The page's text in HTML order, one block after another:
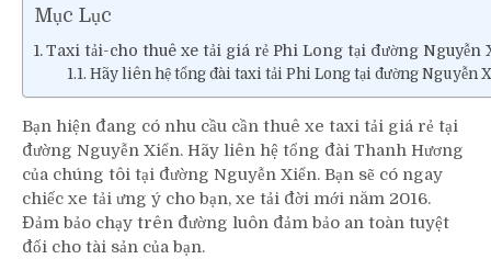
Mục Lục
Taxi tải-cho thuê xe tải giá rẻ Phi Long tại đường Nguyễn
Hãy liên hệ tổng đài taxi tải Phi Long tại đường Nguyễn
Bạn hiện đang có nhu cầu cần thuê xe taxi tải giá rẻ tại
đường Nguyễn Xiển. Hãy liên hệ tổng đài Thanh Hương
của chúng tôi tại đường Nguyễn Xiển. Bạn sẽ có ngay
chiếc xe tải ưng ý cho bạn, xe tải đời mới năm 2016.
Đảm bảo chạy trên đường luôn đảm bảo an toàn tuyệt
đối cho tài sản của bạn.